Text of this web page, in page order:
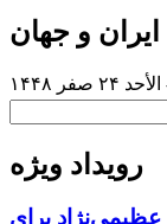
و جهان
رویداد ویژه